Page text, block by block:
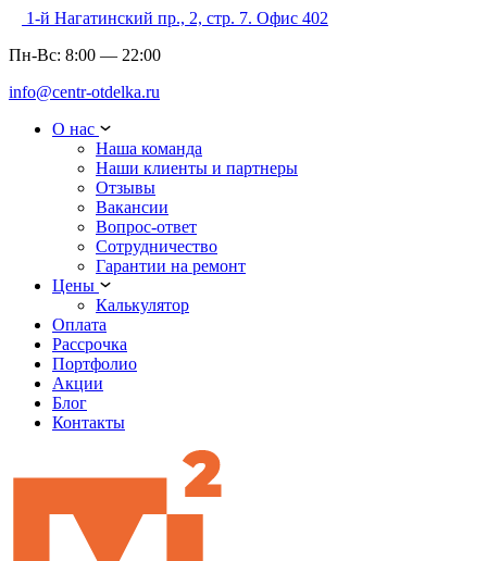
1-й Нагатинский пр., 2, стр. 7. Офис 402
Пн-Вс: 8:00 — 22:00
info@centr-otdelka.ru
О нас
Наша команда
Наши клиенты и партнеры
Отзывы
Вакансии
Вопрос-ответ
Сотрудничество
Гарантии на ремонт
Цены
Калькулятор
Оплата
Рассрочка
Портфолио
Акции
Блог
Контакты